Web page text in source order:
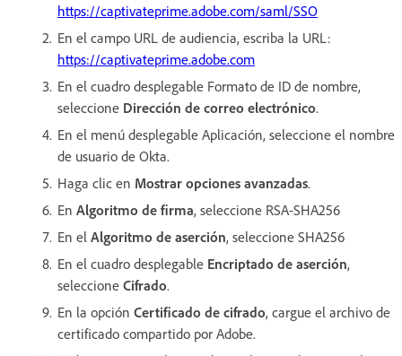
https://captivateprime.adobe.com/saml/SSO
En el campo URL de audiencia, escriba la URL:
https://captivateprime.adobe.com
En el cuadro desplegable Formato de ID de nombre,
seleccione Dirección de correo electrónico.
En el menú desplegable Aplicación, seleccione el nombre
de usuario de Okta.
Haga clic en Mostrar opciones avanzadas.
En Algoritmo de firma, seleccione RSA-SHA256
En el Algoritmo de aserción, seleccione SHA256
En el cuadro desplegable Encriptado de aserción,
seleccione Cifrado.
En la opción Certificado de cifrado, cargue el archivo de
certificado compartido por Adobe.